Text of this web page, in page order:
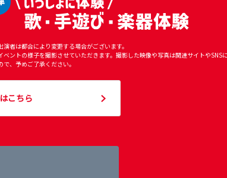
者は都合により変更する場合がございます。
ントの様子を撮影させていただきます。撮影した映像や写真は関連サイトやSNS
で、予めご了承ください。
こちら